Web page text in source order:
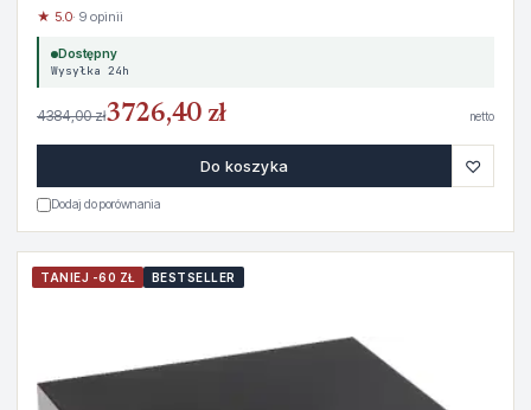
★ 5.0· 9 opinii
Dostępny
Wysyłka 24h
4384,00 zł3726,40 zł netto
Do koszyka ♡
Dodaj do porównania
TANIEJ -60 ZŁ BESTSELLER